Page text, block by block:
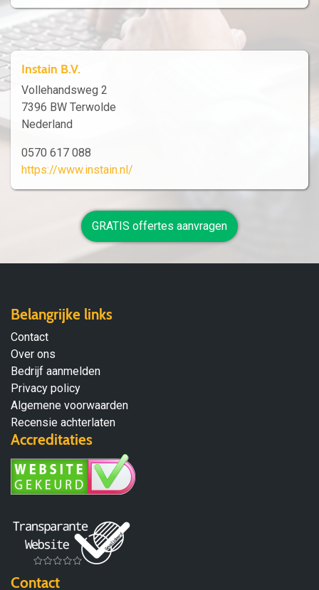
Instain B.V.
Vollehandsweg 2
7396 BW Terwolde
Nederland
0570 617 088
https://www.instain.nl/
GRATIS offertes aanvragen
Belangrijke links
Contact
Over ons
Bedrijf aanmelden
Privacy policy
Algemene voorwaarden
Recensie achterlaten
Accreditaties
Contact